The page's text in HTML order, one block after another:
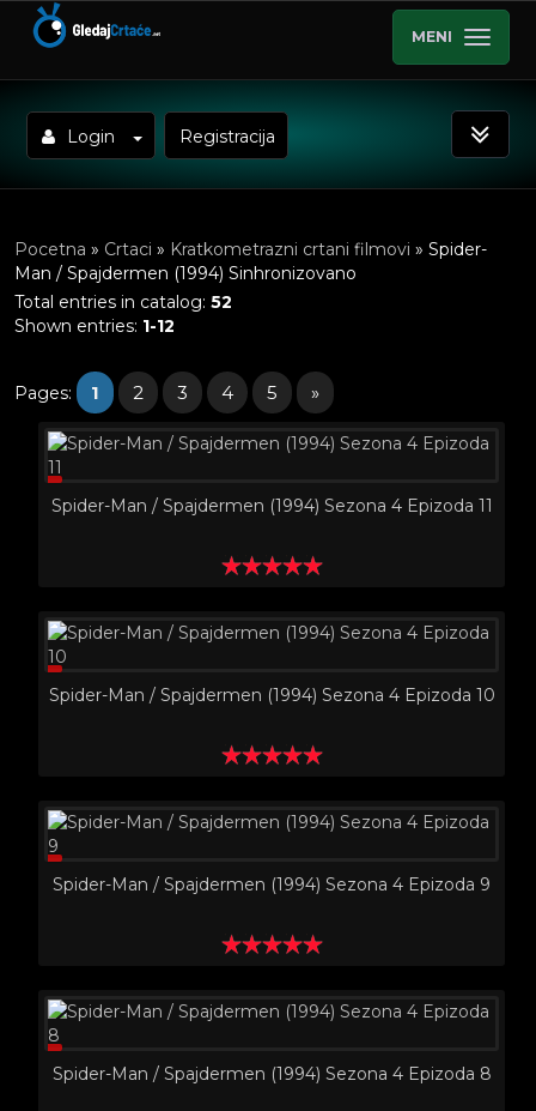
MENI
Login Registracija
Pocetna » Crtaci » Kratkometrazni crtani filmovi » Spider-
Man / Spajdermen (1994) Sinhronizovano
Total entries in catalog:52
Shown entries: 1-12
Pages: 1 2 3 4 5 »
Spider-Man / Spajdermen (1994) Sezona 4 Epizoda 11
Spider-Man / Spajdermen (1994) Sezona 4 Epizoda 10
Spider-Man / Spajdermen (1994) Sezona 4 Epizoda 9
Spider-Man / Spajdermen (1994) Sezona 4 Epizoda 8